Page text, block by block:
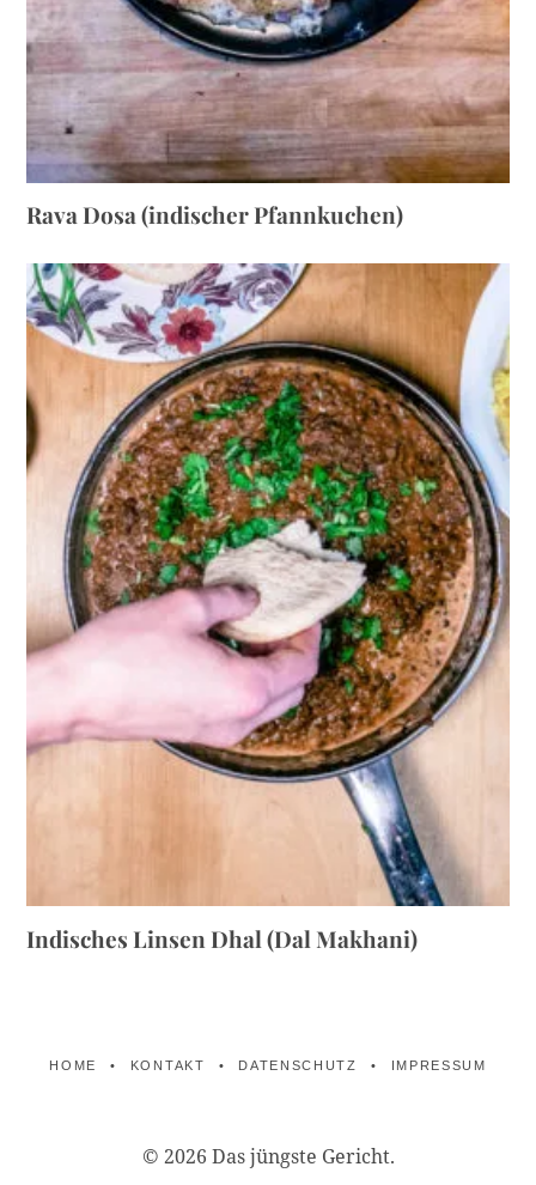
Rava Dosa (indischer Pfannkuchen)
Indisches Linsen Dhal (Dal Makhani)
HOME KONTAKT DATENSCHUTZ IMPRESSUM
© 2026 Das jüngste Gericht.